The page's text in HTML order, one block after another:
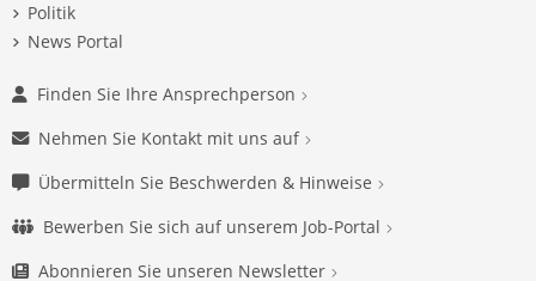
Politik
News Portal
Finden Sie Ihre Ansprechperson
Nehmen Sie Kontakt mit uns auf
Übermitteln Sie Beschwerden & Hinweise
Bewerben Sie sich auf unserem Job-Portal
Abonnieren Sie unseren Newsletter